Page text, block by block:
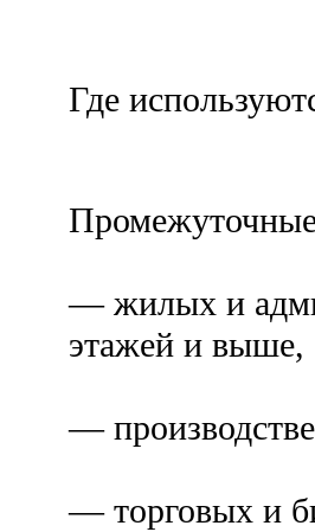
Где
— жилых и
этажей и выше,
—
— торговых и